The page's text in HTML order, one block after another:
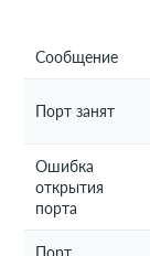
Сообщение
Порт занят
Ошибка
открытия
порта
Порт